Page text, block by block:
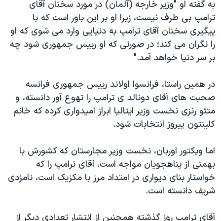
به گفته او "وزیر خارجه (آلمان) در مورد سخنان آقای
ترامپ بی طرف نیست، زیرا او بر این باور است که با
پیگیری سخنان آقای ترامپ به دنیایی وارد می شوی که او
را نگران می کند؛ در صورتی که او رییس جمهوری شود چه
بر سر دنیا خواهد آمد."
در همین راستا، فرانسوا اولاند رییس جمهوری فرانسه
صحبت های آقای دونالد ی ترامپ را تهوع آور دانسته، و
متئو رنزی نخست وزیر ایتالیا ابراز امیدواری کرده که خانم
کلینتون پیروز انتخابات شود.
اما ویکتور اوربان، نخست وزیر مجارستان که کشورش با
بهمنی از پناهجویان مواجه است، آقای ترامپ را که
خواستار بنای دیواری در امتداد مرز با مکزیک است، نامزدی
شریف دانسته است.
آقای ترامپ روز گذشته همچنین از انتشار تعدادی دیگر از